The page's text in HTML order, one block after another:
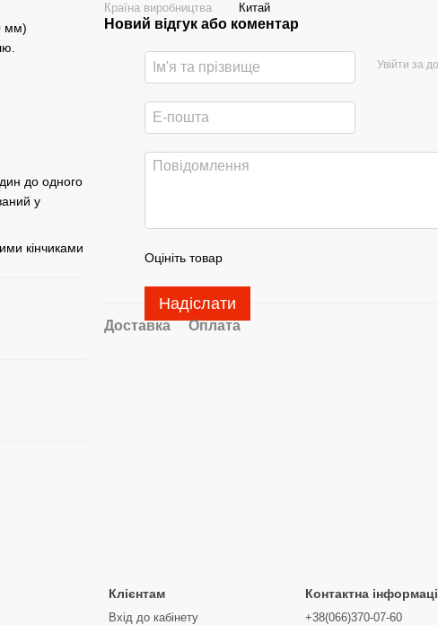
мм)
до одного
у
кінчиками
Країна виробництва
Китай
Новий відгук або коментар
Увійти за
Оцініть товар
Надіслати
Доставка Оплата
Клієнтам
Вхід до кабінету
Контактна
+38(066)370-07-60